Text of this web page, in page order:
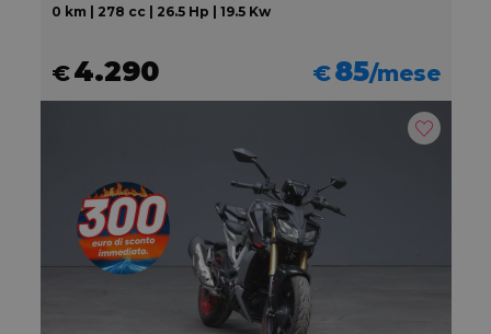
0 km | 278 cc | 26.5 Hp | 19.5 Kw
€4.290 €85/mese